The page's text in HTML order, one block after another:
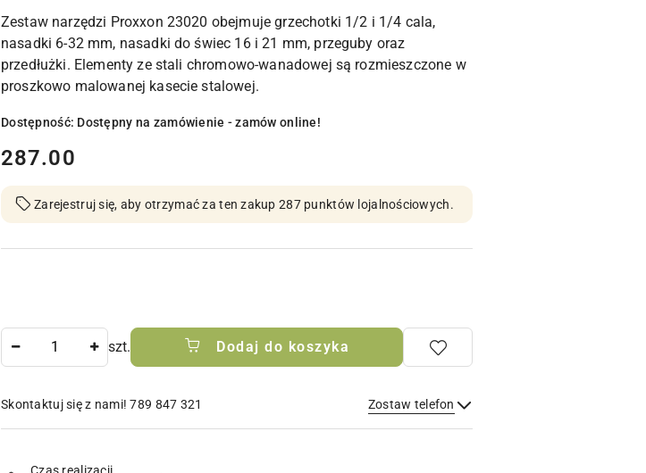
Zestaw narzędzi Proxxon 23020 obejmuje grzechotki 1/2 i 1/4 cala,
nasadki 6-32 mm, nasadki do świec 16 i 21 mm, przeguby oraz
przedłużki. Elementy ze stali chromowo-wanadowej są rozmieszczone w
proszkowo malowanej kasecie stalowej.
Dostępność: Dostępny na zamówienie - zamów online!
cena:
287.00
Zarejestruj się, aby otrzymać za ten zakup 287 punktów lojalnościowych.
szt. Dodaj do koszyka
Skontaktuj się z nami! 789 847 321 Zostaw telefon
Wyślij